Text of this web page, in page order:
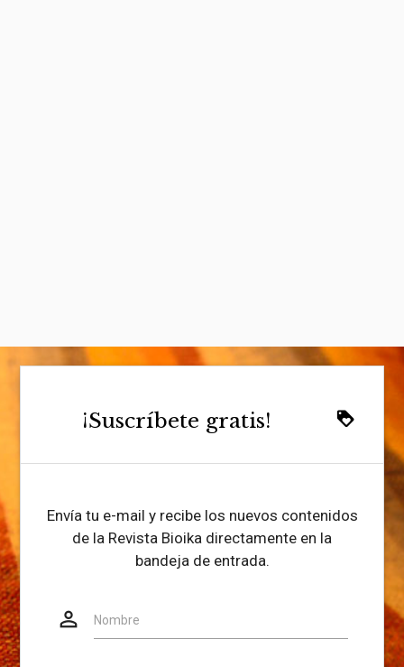
loyalty
¡Suscríbete gratis!
Envía tu e-mail y recibe los nuevos contenidos
de la Revista Bioika directamente en la
bandeja de entrada.
person_outline Nombre
Website